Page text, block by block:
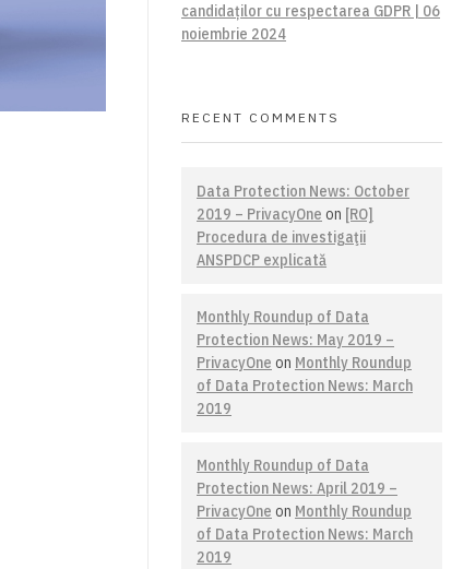
candidaților cu respectarea GDPR | 06
noiembrie 2024
RECENT COMMENTS
Data Protection News: October
2019 – PrivacyOne on [RO]
Procedura de investigaţii
ANSPDCP explicată
Monthly Roundup of Data
Protection News: May 2019 –
PrivacyOne on Monthly Roundup
of Data Protection News: March
2019
Monthly Roundup of Data
Protection News: April 2019 –
PrivacyOne on Monthly Roundup
of Data Protection News: March
2019